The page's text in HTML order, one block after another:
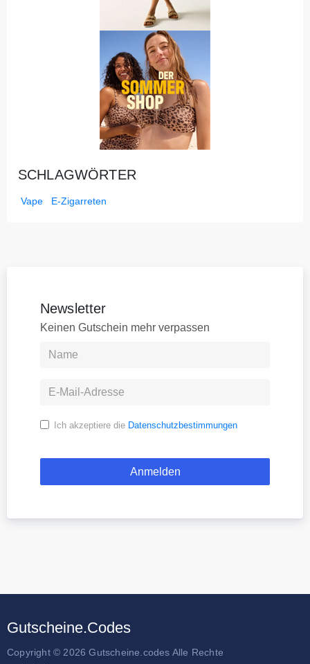
SCHLAGWÖRTER
Vape E-Zigarreten
Newsletter
Keinen Gutschein mehr verpassen
Ich akzeptiere die Datenschutzbestimmungen
Gutscheine.Codes
Copyright © 2026 Gutscheine.codes Alle Rechte